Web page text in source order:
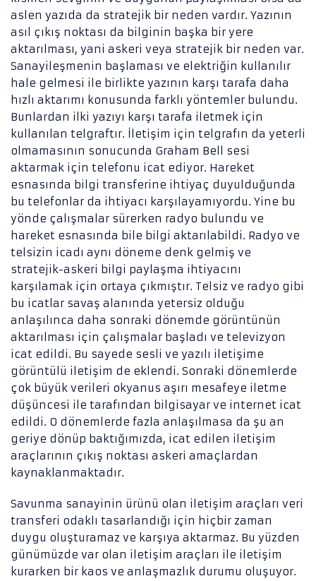
aslen yazıda da stratejik bir neden vardır. Yazının
asıl çıkış noktası da bilginin başka bir yere
aktarılması, yani askeri veya stratejik bir neden var.
Sanayileşmenin başlaması ve elektriğin kullanılır
hale gelmesi ile birlikte yazının karşı tarafa daha
hızlı aktarımı konusunda farklı yöntemler bulundu.
Bunlardan ilki yazıyı karşı tarafa iletmek için
kullanılan telgraftır. İletişim için telgrafın da yeterli
olmamasının sonucunda Graham Bell sesi
aktarmak için telefonu icat ediyor. Hareket
esnasında bilgi transferine ihtiyaç duyulduğunda
bu telefonlar da ihtiyacı karşılayamıyordu. Yine bu
yönde çalışmalar sürerken radyo bulundu ve
hareket esnasında bile bilgi aktarılabildi. Radyo ve
telsizin icadı aynı döneme denk gelmiş ve
stratejik-askeri bilgi paylaşma ihtiyacını
karşılamak için ortaya çıkmıştır. Telsiz ve radyo gibi
bu icatlar savaş alanında yetersiz olduğu
anlaşılınca daha sonraki dönemde görüntünün
aktarılması için çalışmalar başladı ve televizyon
icat edildi. Bu sayede sesli ve yazılı iletişime
görüntülü iletişim de eklendi. Sonraki dönemlerde
çok büyük verileri okyanus aşırı mesafeye iletme
düşüncesi ile tarafından bilgisayar ve internet icat
edildi. O dönemlerde fazla anlaşılmasa da şu an
geriye dönüp baktığımızda, icat edilen iletişim
araçlarının çıkış noktası askeri amaçlardan
kaynaklanmaktadır.
Savunma sanayinin ürünü olan iletişim araçları veri
transferi odaklı tasarlandığı için hiçbir zaman
duygu oluşturamaz ve karşıya aktarmaz. Bu yüzden
günümüzde var olan iletişim araçları ile iletişim
kurarken bir kaos ve anlaşmazlık durumu oluşuyor.